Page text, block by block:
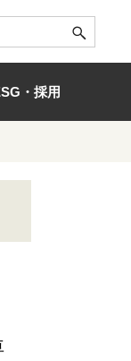
・採用